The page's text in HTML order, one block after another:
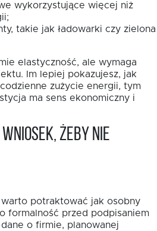
wykorzystujące więcej niż
takie jak ładowarki czy zielona
elastyczność, ale wymaga
Im lepiej pokazujesz, jak
zużycie energii, tym
ma sens ekonomiczny i
żeby nie
potraktować jak osobny
formalność przed podpisaniem
o firmie, planowanej